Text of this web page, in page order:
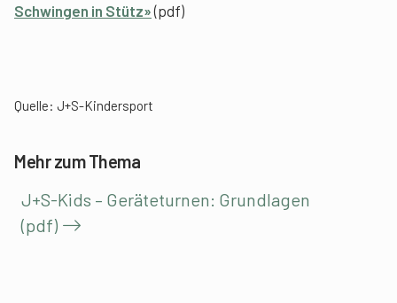
Schwingen in Stütz»(pdf)
Quelle: J+S-Kindersport
Mehr zum Thema
J+S-Kids – Geräteturnen: Grundlagen
(pdf)